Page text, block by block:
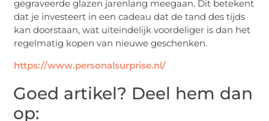
gegraveerde glazen jarenlang meegaan. Dit betekent
dat je investeert in een cadeau dat de tand des tijds
kan doorstaan, wat uiteindelijk voordeliger is dan het
regelmatig kopen van nieuwe geschenken.
https://www.personalsurprise.nl/
Goed artikel? Deel hem dan
op: